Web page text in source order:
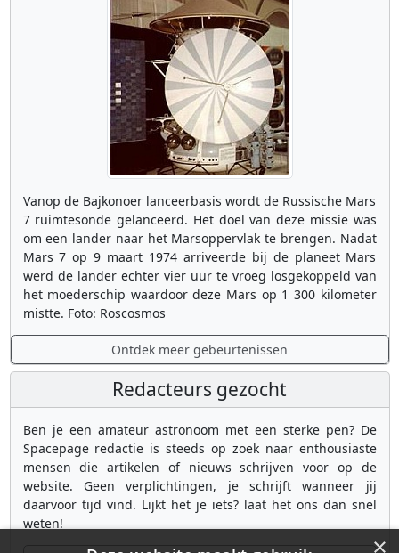
Vanop de Bajkonoer lanceerbasis wordt de Russische Mars
7 ruimtesonde gelanceerd. Het doel van deze missie was
om een lander naar het Marsoppervlak te brengen. Nadat
Mars 7 op 9 maart 1974 arriveerde bij de planeet Mars
werd de lander echter vier uur te vroeg losgekoppeld van
het moederschip waardoor deze Mars op 1 300 kilometer
mistte. Foto: Roscosmos
Ontdek meer gebeurtenissen
Redacteurs gezocht
Ben je een amateur astronoom met een sterke pen? De
Spacepage redactie is steeds op zoek naar enthousiaste
mensen die artikelen of nieuws schrijven voor op de
website. Geen verplichtingen, je schrijft wanneer jij
daarvoor tijd vind. Lijkt het je iets? laat het ons dan snel
weten!
×